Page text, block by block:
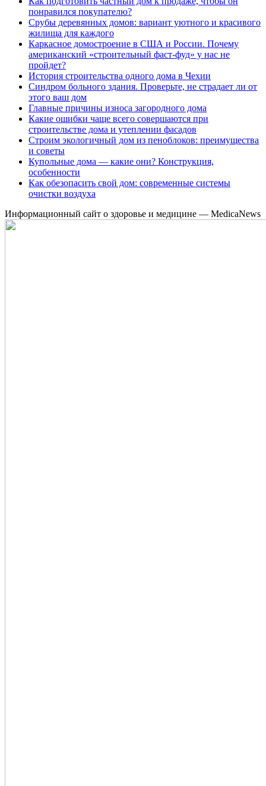
понравился покупателю?
Срубы деревянных домов: вариант уютного и красивого
жилища для каждого
Каркасное домостроение в США и России. Почему
американский «строительный фаст-фуд» у нас не
пройдет?
История строительства одного дома в Чехии
Синдром больного здания. Проверьте, не страдает ли от
этого ваш дом
Главные причины износа загородного дома
Какие ошибки чаще всего совершаются при
строительстве дома и утеплении фасадов
Строим экологичный дом из пеноблоков: преимущества
и советы
Купольные дома — какие они? Конструкция,
особенности
Как обезопасить свой дом: современные системы
очистки воздуха
Информационный сайт о здоровье и медицине — MedicaNews